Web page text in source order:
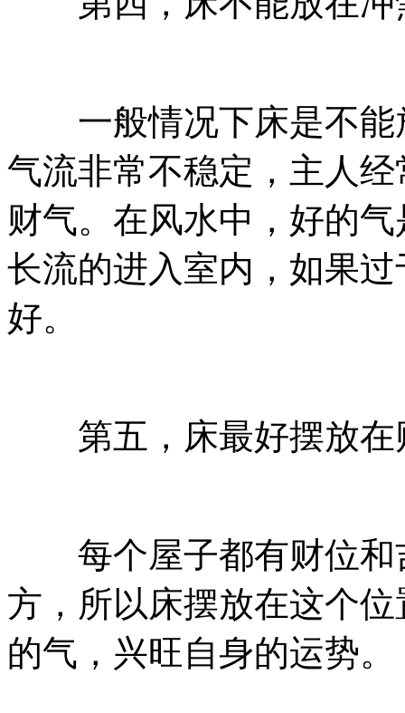
一般情况下床是不能
气流非常不稳定，主人
财气。在风水中，好的
长流的进入室内，如果
好。
第五，床最好摆放在
每个屋子都有财位和
方，所以床摆放在这个
的气，兴旺自身的运势。